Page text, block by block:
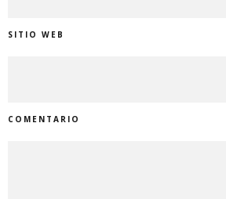
SITIO WEB
COMENTARIO